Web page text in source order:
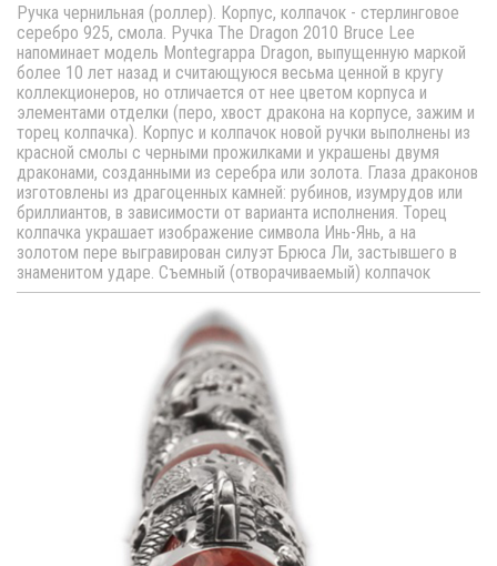
Ручка чернильная (роллер). Корпус, колпачок - стерлинговое
серебро 925, смола. Ручка The Dragon 2010 Bruce Lee
напоминает модель Montegrappa Dragon, выпущенную маркой
более 10 лет назад и считающуюся весьма ценной в кругу
коллекционеров, но отличается от нее цветом корпуса и
элементами отделки (перо, хвост дракона на корпусе, зажим и
торец колпачка). Корпус и колпачок новой ручки выполнены из
красной смолы с черными прожилками и украшены двумя
драконами, созданными из серебра или золота. Глаза драконов
изготовлены из драгоценных камней: рубинов, изумрудов или
бриллиантов, в зависимости от варианта исполнения. Торец
колпачка украшает изображение символа Инь-Янь, а на
золотом пере выгравирован силуэт Брюса Ли, застывшего в
знаменитом ударе. Съемный (отворачиваемый) колпачок